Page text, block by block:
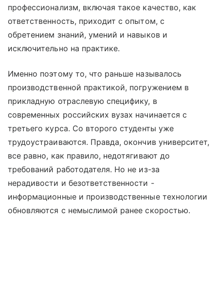
профессионализм, включая такое качество, как
ответственность, приходит с опытом, с
обретением знаний, умений и навыков и
исключительно на практике.
Именно поэтому то, что раньше называлось
производственной практикой, погружением в
прикладную отраслевую специфику, в
современных российских вузах начинается с
третьего курса. Со второго студенты уже
трудоустраиваются. Правда, окончив университет,
все равно, как правило, недотягивают до
требований работодателя. Но не из-за
нерадивости и безответственности -
информационные и производственные технологии
обновляются с немыслимой ранее скоростью.